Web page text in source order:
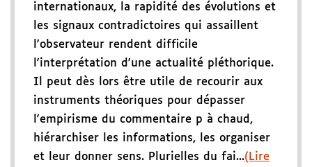
internationaux, la rapidité des évolutions et
les signaux contradictoires qui assaillent
l'observateur rendent difficile
l'interprétation d'une actualité pléthorique.
Il peut dès lors être utile de recourir aux
instruments théoriques pour dépasser
l'empirisme du commentaire p à chaud,
hiérarchiser les informations, les organiser
et leur donner sens. Plurielles du fai...(Lire